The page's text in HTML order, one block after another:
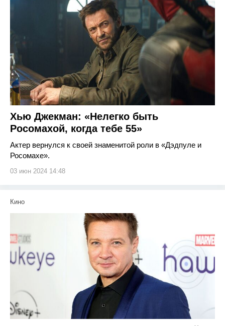
Хью Джекман: «Нелегко быть
Росомахой, когда тебе 55»
Актер вернулся к своей знаменитой роли в «Дэдпуле и
Росомахе».
03 июн 2024 14:48
Кино